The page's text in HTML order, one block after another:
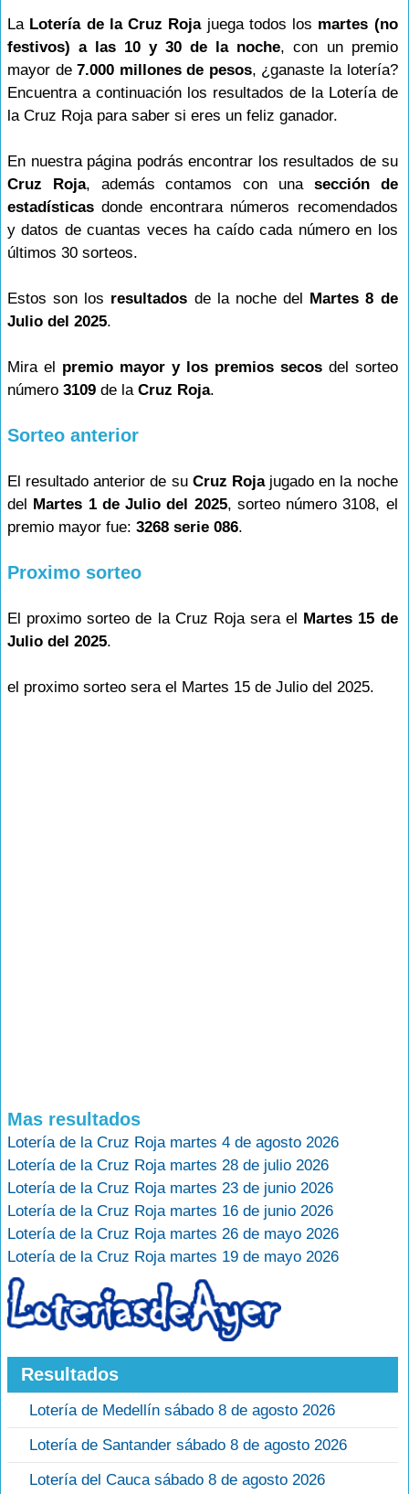
La Lotería de la Cruz Rojajuega todos los martes (no
festivos) a las 10 y 30 de la noche, con un premio
mayor de7.000 millones de pesos, ¿ganaste la lotería?
Encuentra a continuación los resultados de la Lotería de
la Cruz Roja para saber si eres un feliz ganador.
En nuestra página podrás encontrar los resultados de su
Cruz Roja, además contamos con una sección de
estadísticas donde encontrara números recomendados
y datos de cuantas veces ha caído cada número en los
últimos 30 sorteos.
Estos son los resultados de la noche del Martes 8 de
Julio del 2025.
Mira el premio mayor y los premios secosdel sorteo
número 3109 de la Cruz Roja.
Sorteo anterior
El resultado anterior de su Cruz Rojajugado en la noche
del Martes 1 de Julio del 2025, sorteo número 3108, el
premio mayor fue: 3268 serie 086.
Proximo sorteo
El proximo sorteo de la Cruz Roja sera el Martes 15 de
Julio del 2025.
el proximo sorteo sera el Martes 15 de Julio del 2025.
Mas resultados
Lotería de la Cruz Roja martes 4 de agosto 2026
Lotería de la Cruz Roja martes 28 de julio 2026
Lotería de la Cruz Roja martes 23 de junio 2026
Lotería de la Cruz Roja martes 16 de junio 2026
Lotería de la Cruz Roja martes 26 de mayo 2026
Lotería de la Cruz Roja martes 19 de mayo 2026
Resultados
Lotería de Medellín sábado 8 de agosto 2026
Lotería de Santander sábado 8 de agosto 2026
Lotería del Cauca sábado 8 de agosto 2026